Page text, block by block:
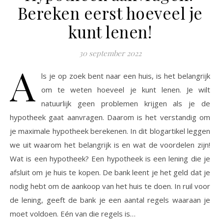
Bereken eerst hoeveel je
kunt lenen!
30 september 2022
A
ls je op zoek bent naar een huis, is het belangrijk
om te weten hoeveel je kunt lenen. Je wilt
natuurlijk geen problemen krijgen als je de
hypotheek gaat aanvragen. Daarom is het verstandig om
je maximale hypotheek berekenen. In dit blogartikel leggen
we uit waarom het belangrijk is en wat de voordelen zijn!
Wat is een hypotheek? Een hypotheek is een lening die je
afsluit om je huis te kopen. De bank leent je het geld dat je
nodig hebt om de aankoop van het huis te doen. In ruil voor
de lening, geeft de bank je een aantal regels waaraan je
moet voldoen. Eén van die regels is…